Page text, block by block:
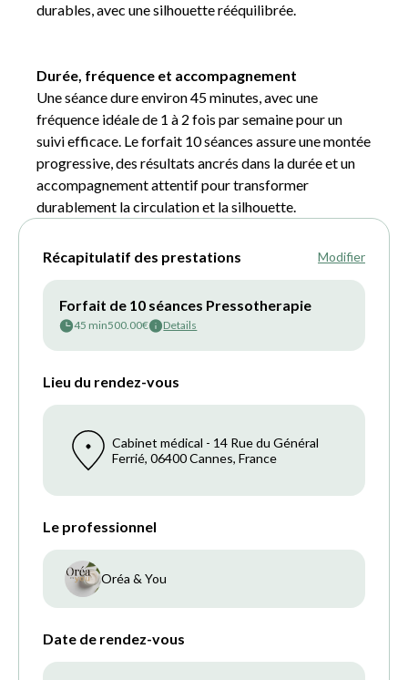
durables, avec une silhouette rééquilibrée.
Durée, fréquence et accompagnement
Une séance dure environ 45 minutes, avec une
fréquence idéale de 1 à 2 fois par semaine pour un
suivi efficace. Le forfait 10 séances assure une montée
progressive, des résultats ancrés dans la durée et un
accompagnement attentif pour transformer
durablement la circulation et la silhouette.